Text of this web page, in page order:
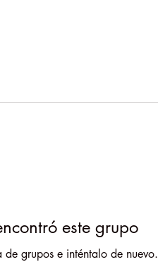
este grupo
de grupos e inténtalo de nuevo.